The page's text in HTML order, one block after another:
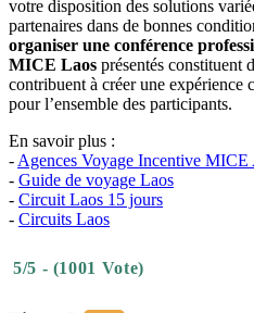
d'union
à
l’Avani+
Luang
Prabang
organiser